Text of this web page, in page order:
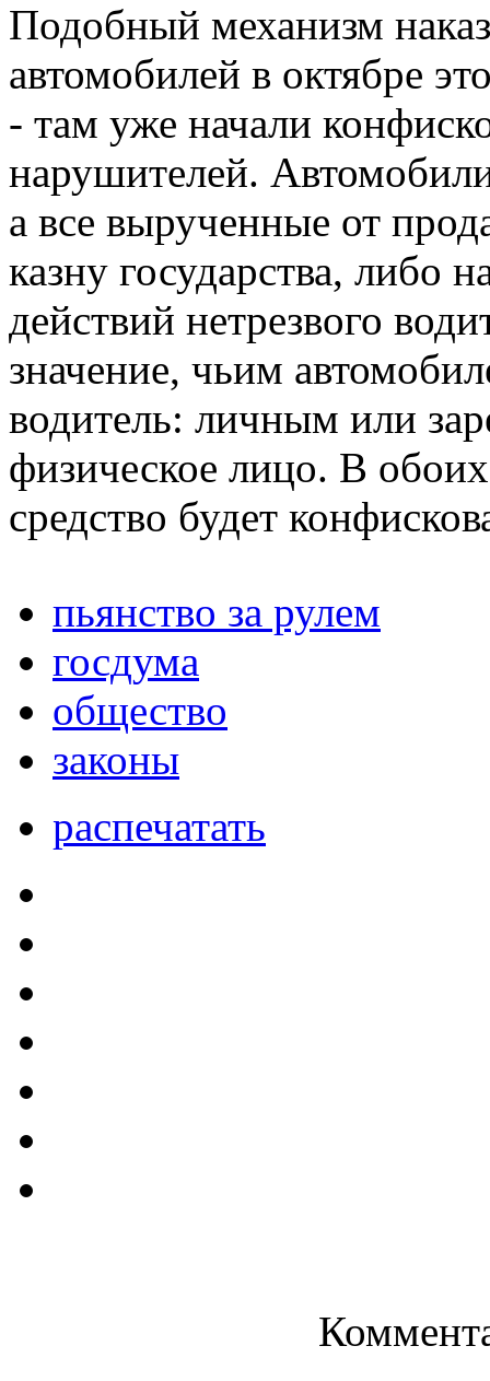
Подобный механизм
автомобилей в октябре
- там уже начали
нарушителей.
а все вырученные от
казну государства, либо
действий нетрезвого
значение, чьим
водитель: личным или
физическое лицо. В
средство будет
пьянство за рулем
госдума
общество
законы
распечатать